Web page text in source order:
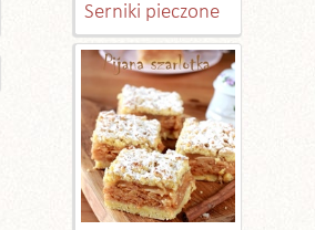
Serniki pieczone